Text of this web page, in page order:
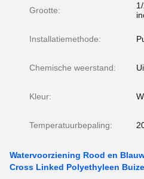
Grootte:
Installatiemethode:
Chemische weerstand:
Kleur:
Temperatuurbepaling:
Watervoorziening Rood en
Cross Linked Polyethyleen